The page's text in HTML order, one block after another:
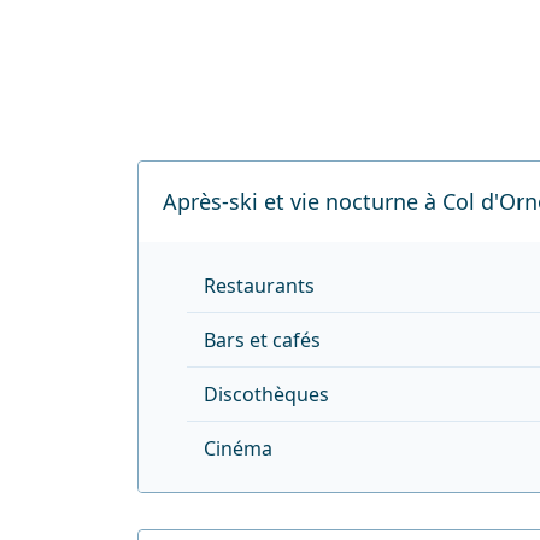
Après-ski et vie nocturne à Col
Restaurants
Bars et cafés
Discothèques
Cinéma